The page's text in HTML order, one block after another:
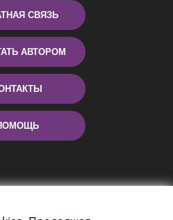
СВЯЗЬ
АВТОРОМ